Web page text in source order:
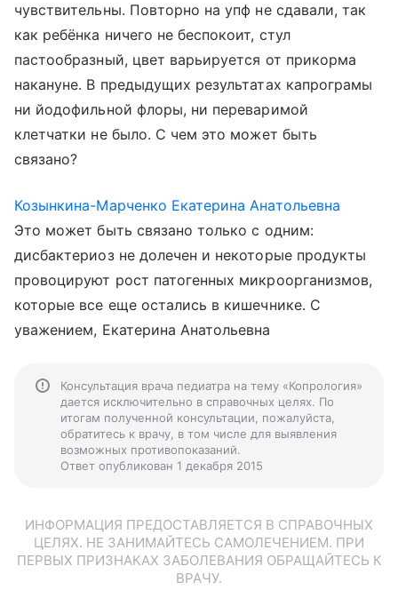
чувствительны. Повторно на упф не сдавали, так
как ребёнка ничего не беспокоит, стул
пастообразный, цвет варьируется от прикорма
накануне. В предыдущих результатах капрограмы
ни йодофильной флоры, ни переваримой
клетчатки не было. С чем это может быть
связано?
Козынкина-Марченко Екатерина Анатольевна
Это может быть связано только с одним:
дисбактериоз не долечен и некоторые продукты
провоцируют рост патогенных микроорганизмов,
которые все еще остались в кишечнике. С
уважением, Екатерина Анатольевна
Консультация врача педиатра на тему «Копрология»
дается исключительно в справочных целях. По
итогам полученной консультации, пожалуйста,
обратитесь к врачу, в том числе для выявления
возможных противопоказаний.
Ответ опубликован 1 декабря 2015
ИНФОРМАЦИЯ ПРЕДОСТАВЛЯЕТСЯ В СПРАВОЧНЫХ
ЦЕЛЯХ. НЕ ЗАНИМАЙТЕСЬ САМОЛЕЧЕНИЕМ. ПРИ
ПЕРВЫХ ПРИЗНАКАХ ЗАБОЛЕВАНИЯ ОБРАЩАЙТЕСЬ К
ВРАЧУ.